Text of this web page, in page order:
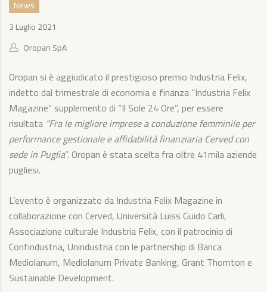
News
3 Luglio 2021
Oropan SpA
Oropan si è aggiudicato il prestigioso premio Industria Felix,
indetto dal trimestrale di economia e finanza “Industria Felix
Magazine” supplemento di “Il Sole 24 Ore”, per essere
risultata “Fra le migliore imprese a conduzione femminile per
performance gestionale e affidabilità finanziaria Cerved con
sede in Puglia”. Oropan è stata scelta fra oltre 41mila aziende
pugliesi.
L’evento è organizzato da Industria Felix Magazine in
collaborazione con Cerved, Università Luiss Guido Carli,
Associazione culturale Industria Felix, con il patrocinio di
Confindustria, Unindustria con le partnership di Banca
Mediolanum, Mediolanum Private Banking, Grant Thornton e
Sustainable Development.